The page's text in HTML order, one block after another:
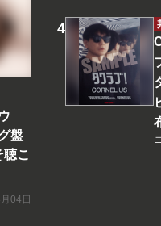
盤
こ
04日